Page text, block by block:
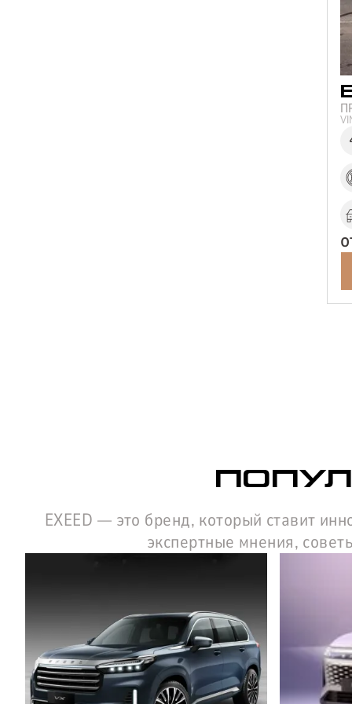
EXEED — это бренд, который ставит
экспертные мнения,